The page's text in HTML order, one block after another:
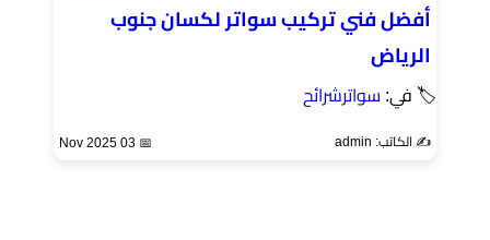
أفضل فني تركيب سواتر لكسان جنوب
الرياض
🏷 في: سواترشرائح
✍️ الكاتب: admin 📅 03 Nov 2025